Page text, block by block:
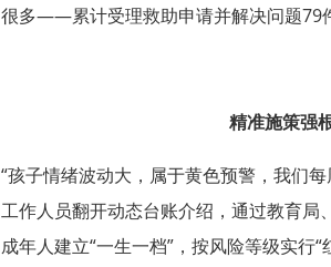
很多——累计受理救助申请并解决问题79
精准施策强
“孩子情绪波动大，属于黄色预警，我们
工作人员翻开动态台账介绍，通过教育
成年人建立“一生一档”，按风险等级实行